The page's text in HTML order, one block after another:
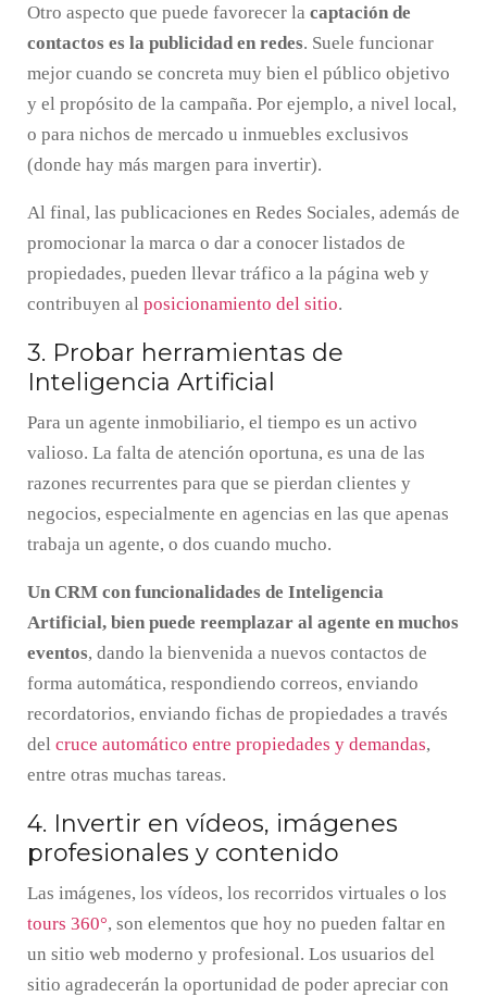
Otro aspecto que puede favorecer la captación de
contactos es la publicidad en redes. Suele funcionar
mejor cuando se concreta muy bien el público objetivo
y el propósito de la campaña. Por ejemplo, a nivel local,
o para nichos de mercado u inmuebles exclusivos
(donde hay más margen para invertir).
Al final, las publicaciones en Redes Sociales, además de
promocionar la marca o dar a conocer listados de
propiedades, pueden llevar tráfico a la página web y
contribuyen al posicionamiento del sitio.
3. Probar herramientas de
Inteligencia Artificial
Para un agente inmobiliario, el tiempo es un activo
valioso. La falta de atención oportuna, es una de las
razones recurrentes para que se pierdan clientes y
negocios, especialmente en agencias en las que apenas
trabaja un agente, o dos cuando mucho.
Un CRM con funcionalidades de Inteligencia
Artificial, bien puede reemplazar al agente en muchos
eventos, dando la bienvenida a nuevos contactos de
forma automática, respondiendo correos, enviando
recordatorios, enviando fichas de propiedades a través
del cruce automático entre propiedades y demandas,
entre otras muchas tareas.
4. Invertir en vídeos, imágenes
profesionales y contenido
Las imágenes, los vídeos, los recorridos virtuales o los
tours 360°, son elementos que hoy no pueden faltar en
un sitio web moderno y profesional. Los usuarios del
sitio agradecerán la oportunidad de poder apreciar con